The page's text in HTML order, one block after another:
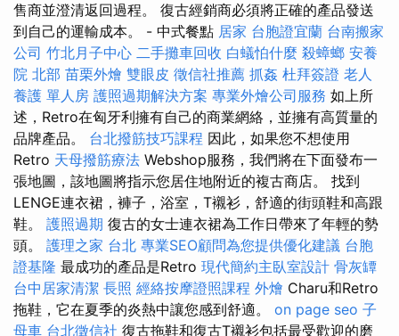
售商並澄清返回過程。 復古經銷商必須將正確的產品發送
到自己的運輸成本。 - 中式餐點 居家 台胞證宜蘭 台南搬家
公司 竹北月子中心 二手攤車回收 白蟻怕什麼 殺蟑螂 安養
院 北部 苗栗外燴 雙眼皮 徵信社推薦 抓姦 杜拜簽證 老人
養護 單人房 護照過期解決方案 專業外燴公司服務 如上所
述，Retro在匈牙利擁有自己的商業網絡，並擁有高質量的
品牌產品。 台北撥筋技巧課程 因此，如果您不想使用
Retro 天母撥筋療法 Webshop服務，我們將在下面發布一
張地圖，該地圖將指示您居住地附近的複古商店。 找到
LENGE連衣裙，褲子，浴室，T襯衫，舒適的街頭鞋和高跟
鞋。 護照過期 復古的女士連衣裙為工作日帶來了年輕的勢
頭。 護理之家 台北 專業SEO顧問為您提供優化建議 台胞
證基隆 最成功的產品是Retro 現代簡約主臥室設計 骨灰罈
台中居家清潔 長照 經絡按摩證照課程 外燴 Charu和Retro
拖鞋，它在夏季的炎熱中讓您感到舒適。 on page seo 子
母車 台北徵信社 復古拖鞋和復古T襯衫包括最受歡迎的磨